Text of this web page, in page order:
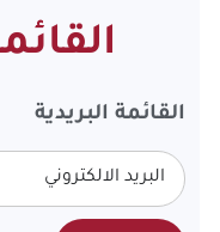
القائمة البريدية